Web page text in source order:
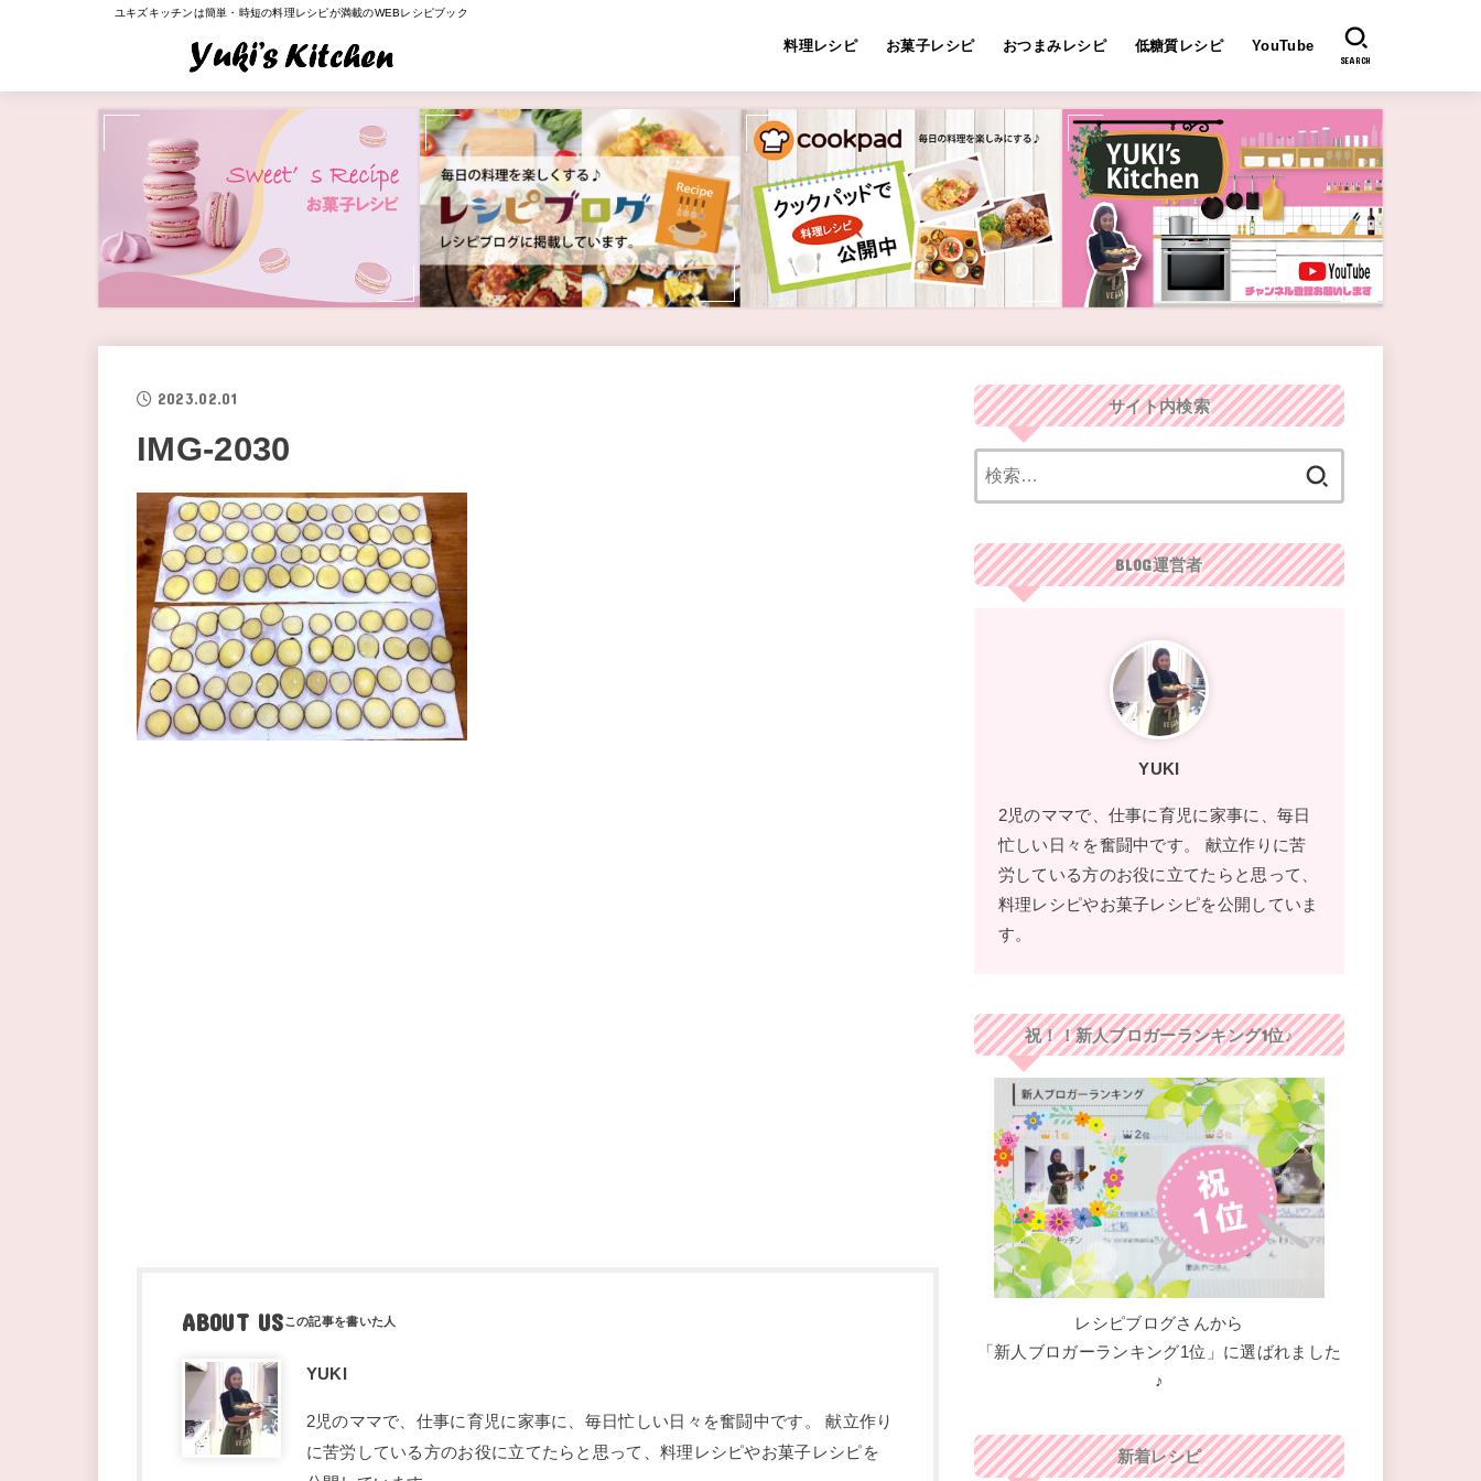
ユキズキッチンは簡単・時短の料理レシピが満載のWEBレシピブック
料理レシピ お菓子レシピ おつまみレシピ 低糖質レシピ YouTube
SEARCH
2023.02.01
IMG-2030
ABOUT US
YUKI
2児のママで、仕事に育児に家事に、毎日忙しい日々を奮闘中です。 献立作り
に苦労している方のお役に立てたらと思って、料理レシピやお菓子レシピを
サイト内検索
BLOG運営者
YUKI
2児のママで、仕事に育児に家事に、毎日
忙しい日々を奮闘中です。 献立作りに苦
労している方のお役に立てたらと思って、
料理レシピやお菓子レシピを公開していま
す。
祝！！新人ブロガーランキング1位♪
レシピブログさんから
「新人ブロガーランキング1位」に選ばれました
♪
新着レシピ